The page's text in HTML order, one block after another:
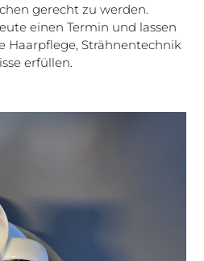
gerecht zu werden.
einen Termin und lassen
Haarpflege, Strähnentechnik
erfüllen.